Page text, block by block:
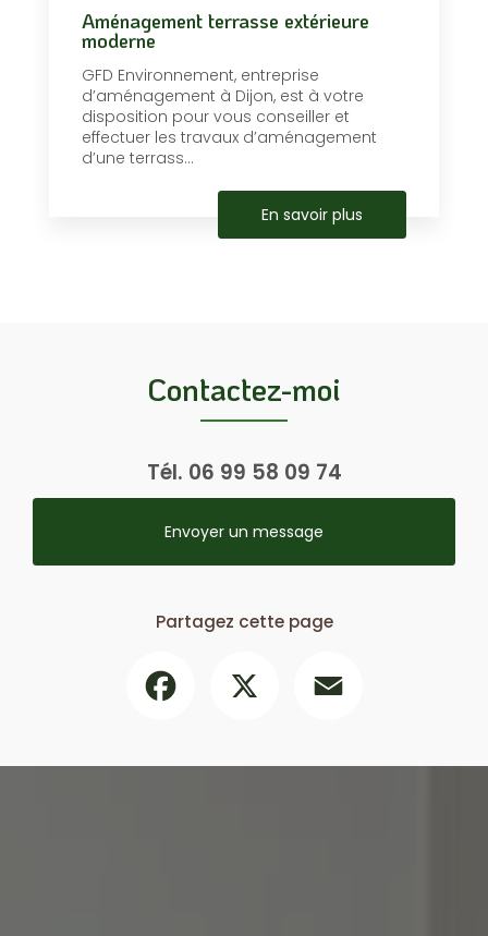
Aménagement terrasse extérieure
moderne
GFD Environnement, entreprise
d’aménagement à Dijon, est à votre
disposition pour vous conseiller et
effectuer les travaux d’aménagement
d’une terrass...
En savoir plus
Contactez-moi
Tél. 06 99 58 09 74
Envoyer un message
Partagez cette page